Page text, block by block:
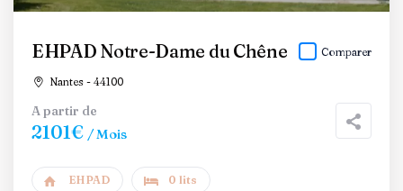
EHPAD Notre-Dame du Chêne
Nantes - 44100
Comparer
A partir de
2101€ / Mois
EHPAD 0 lits